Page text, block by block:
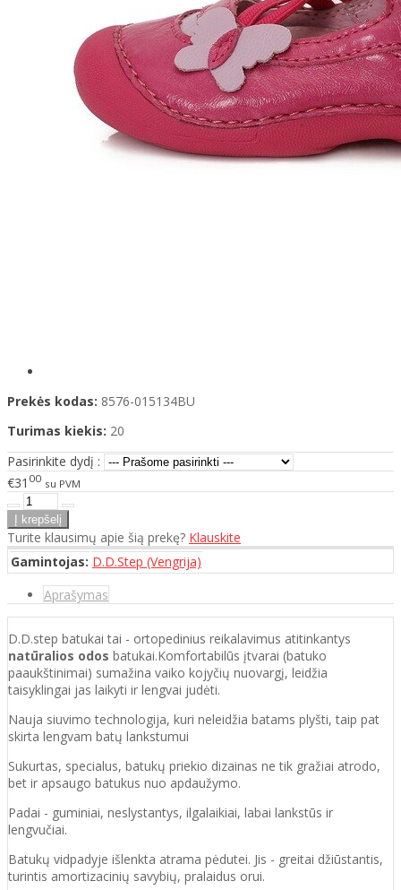
Prekės kodas: 8576-015134BU
Turimas kiekis: 20
Pasirinkite dydį :
€31 00 su PVM
Turite klausimų apie šią prekę? Klauskite
Gamintojas: D.D.Step (Vengrija)
Aprašymas
D.D.step batukai tai - ortopedinius reikalavimus atitinkantys
natūralios odos batukai.Komfortabilūs įtvarai (batuko
paaukštinimai) sumažina vaiko kojyčių nuovargį, leidžia
taisyklingai jas laikyti ir lengvai judėti.
Nauja siuvimo technologija, kuri neleidžia batams plyšti, taip pat
skirta lengvam batų lankstumui
Sukurtas, specialus, batukų priekio dizainas ne tik gražiai atrodo,
bet ir apsaugo batukus nuo apdaužymo.
Padai - guminiai, neslystantys, ilgalaikiai, labai lankstūs ir
lengvučiai.
Batukų vidpadyje išlenkta atrama pėdutei. Jis - greitai džiūstantis,
turintis amortizacinių savybių, pralaidus orui.